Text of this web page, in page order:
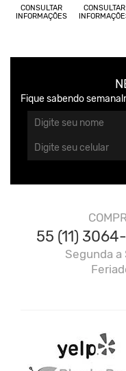
CONSULTAR
INFORMAÇÕES
CONSULTAR
Fique sabendo
55 (11)
Segunda a